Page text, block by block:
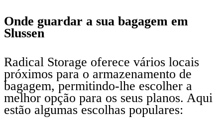
Onde guardar a sua bagagem em
Slussen
Radical Storage oferece vários locais
próximos para o armazenamento de
bagagem, permitindo-lhe escolher a
melhor opção para os seus planos. Aqui
estão algumas escolhas populares: